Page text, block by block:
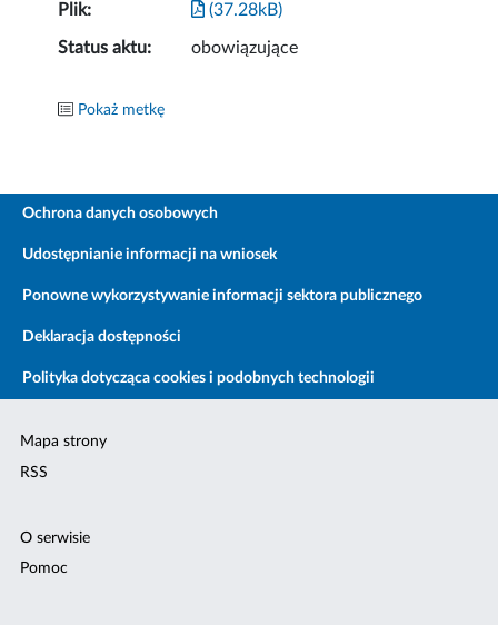
Plik: (37.28kB)
Status aktu: obowiązujące
Pokaż metkę
Ochrona danych osobowych
Udostępnianie informacji na wniosek
Ponowne wykorzystywanie informacji sektora publicznego
Deklaracja dostępności
Polityka dotycząca cookies i podobnych technologii
Mapa strony
RSS
O serwisie
Pomoc